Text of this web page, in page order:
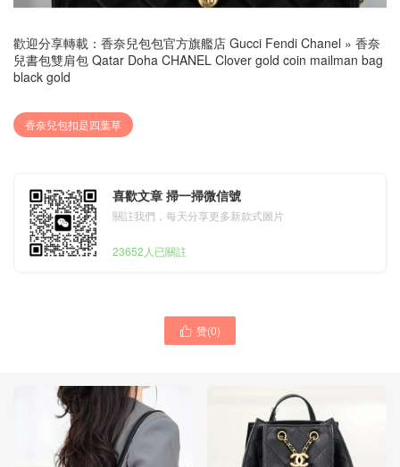
歡迎分享轉載： 香奈兒包包官方旗艦店 Gucci Fendi Chanel » 香奈
兒書包雙肩包 Qatar Doha CHANEL Clover gold coin mailman bag
black gold
香奈兒包扣是四葉草
喜歡文章 掃一掃微信號
關註我們，每天分享更多新款式圖片
23652人已關註
 赞(0)